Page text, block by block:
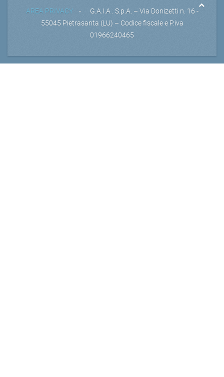
AREA PRIVACY- G.A.I.A . S.p.A. – Via Donizetti n. 16 -
55045 Pietrasanta (LU) – Codice fiscale e P.iva
01966240465